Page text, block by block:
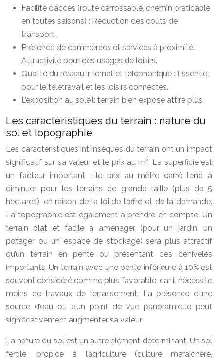
Facilité d’accès (route carrossable, chemin praticable
en toutes saisons) : Réduction des coûts de
transport.
Présence de commerces et services à proximité :
Attractivité pour des usages de loisirs.
Qualité du réseau internet et téléphonique : Essentiel
pour le télétravail et les loisirs connectés.
L’exposition au soleil: terrain bien exposé attire plus.
Les caractéristiques du terrain : nature du
sol et topographie
Les caractéristiques intrinsèques du terrain ont un impact
significatif sur sa valeur et le prix au m². La superficie est
un facteur important : le prix au mètre carré tend à
diminuer pour les terrains de grande taille (plus de 5
hectares), en raison de la loi de l’offre et de la demande.
La topographie est également à prendre en compte. Un
terrain plat et facile à aménager (pour un jardin, un
potager ou un espace de stockage) sera plus attractif
qu’un terrain en pente ou présentant des dénivelés
importants. Un terrain avec une pente inférieure à 10% est
souvent considéré comme plus favorable, car il nécessite
moins de travaux de terrassement. La présence d’une
source d’eau ou d’un point de vue panoramique peut
significativement augmenter sa valeur.
La nature du sol est un autre élément déterminant. Un sol
fertile, propice à l’agriculture (culture maraîchère,